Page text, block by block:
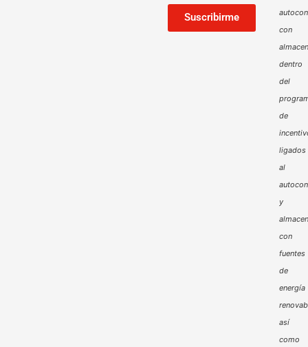
Suscribirme
con
dentro
del
de
ligados
al
y
con
fuentes
de
energía
así
como